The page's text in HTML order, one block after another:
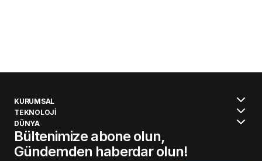
KURUMSAL
TEKNOLOJİ
DÜNYA
Bültenimize abone olun,
Gündemden haberdar olun!